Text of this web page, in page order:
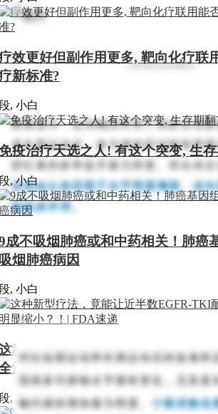
三阶段的运动测试
数据显示，运动确实带来了很多生理
是长期运动后，参与者的肝功能有明
胆红素的效率提升最为明显。而在炎
运动会让炎症因子水平明显增高，但
的抗炎作用。
对比短期运动和长期运动后的血液样
现很多代谢物水平都有变化，尤其是
碱代谢的增加最为明显。
小鼠试验也
效更好但副作用更多, 靶向化疗联
新标准?
, 小白
疫治疗天选之人! 有这个突变, 生
, 小白
成不吸烟肺癌或和中药相关！肺癌
烟肺癌病因
, 小白
种新型疗法，竟能让近半数
消失或明显缩小？！| FDA速递
, 小白